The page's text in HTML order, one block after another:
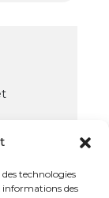
technologies
informations des